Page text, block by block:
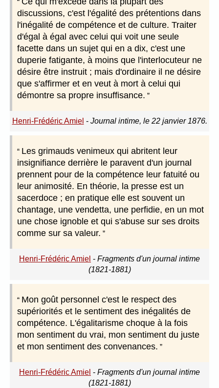
discussions, c'est l'égalité des prétentions dans
l'inégalité de compétence et de culture. Traiter
d'égal à égal avec celui qui voit une seule
facette dans un sujet qui en a dix, c'est une
duperie fatigante, à moins que l'interlocuteur ne
désire être instruit ; mais d'ordinaire il ne désire
que s'affirmer et en veut à mort à celui qui
démontre sa propre insuffisance.
Henri-Frédéric Amiel - Journal intime, le 22 janvier 1876.
Les grimauds venimeux qui abritent leur
insignifiance derrière le paravent d'un journal
prennent pour de la compétence leur fatuité ou
leur animosité. En théorie, la presse est un
sacerdoce ; en pratique elle est souvent un
chantage, une vendetta, une perfidie, en un mot
une chose ignoble et qui s'abuse sur ses droits
comme sur sa valeur.
Henri-Frédéric Amiel - Fragments d'un journal intime
(1821-1881)
Mon goût personnel c'est le respect des
supériorités et le sentiment des inégalités de
compétence. L'égalitarisme choque à la fois
mon sentiment du vrai, mon sentiment du juste
et mon sentiment des convenances.
Henri-Frédéric Amiel - Fragments d'un journal intime
(1821-1881)